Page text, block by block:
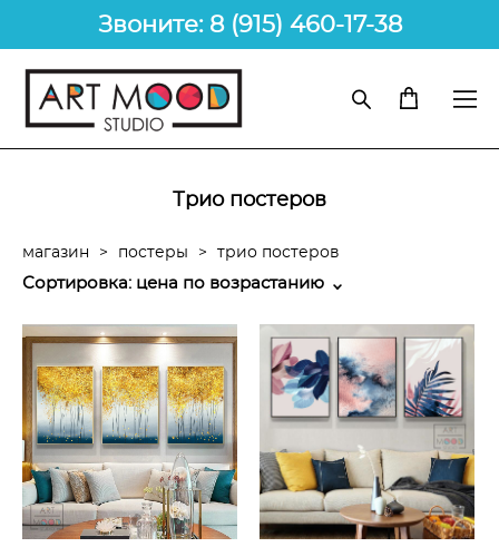
Звоните: 8 (915) 460-17-38
Трио постеров
магазин > постеры > трио постеров
Сортировка: цена по возрастанию